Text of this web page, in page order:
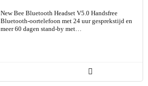
New Bee Bluetooth Headset V5.0 Handsfree
Bluetooth-oortelefoon met 24 uur gesprekstijd en
meer 60 dagen stand-by met…